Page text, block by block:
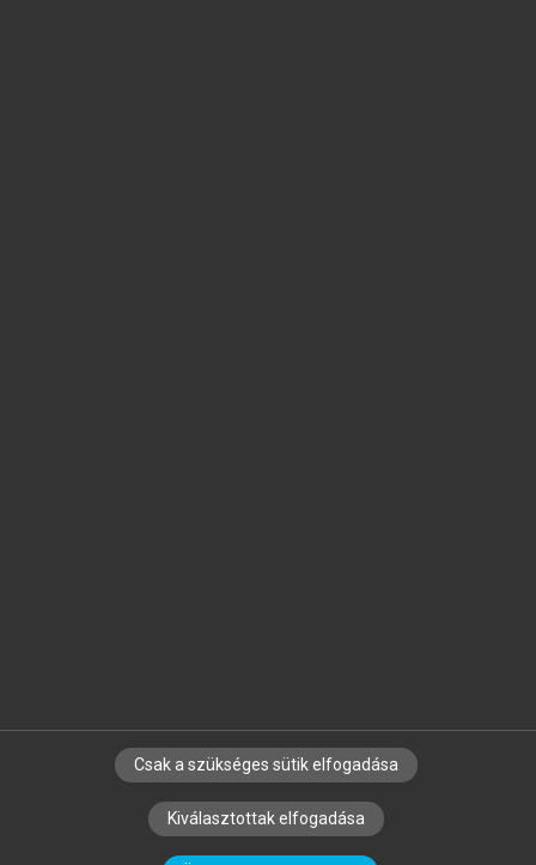
SZERZŐKNEK CÉGEKNEK KÖNYVTÁROSOKNAK
SZERKESZTÉSI ÉS LEKTORÁLÁSI ALAPELVEK
Csak a szükséges sütik elfogadása
Kiválasztottak elfogadása